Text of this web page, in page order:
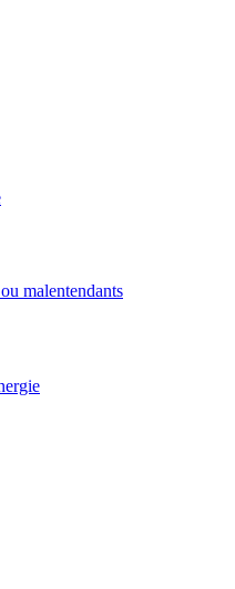
malentendants